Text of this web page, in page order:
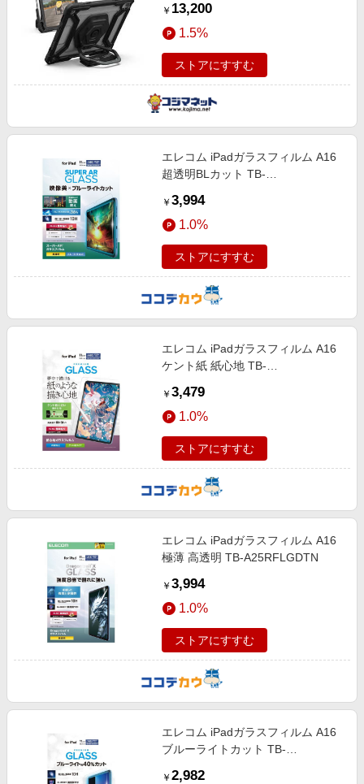
￥ 13,200
1.5%
ストアにすすむ
エレコム iPadガラスフィルム A16
超透明BLカット TB-
￥ 3,994
1.0%
ストアにすすむ
エレコム iPadガラスフィルム A16
ケント紙 紙心地 TB-
￥ 3,479
1.0%
ストアにすすむ
エレコム iPadガラスフィルム A16
極薄 高透明 TB-A25RFLGDTN
￥ 3,994
1.0%
ストアにすすむ
エレコム iPadガラスフィルム A16
ブルーライトカット TB-
￥ 2,982